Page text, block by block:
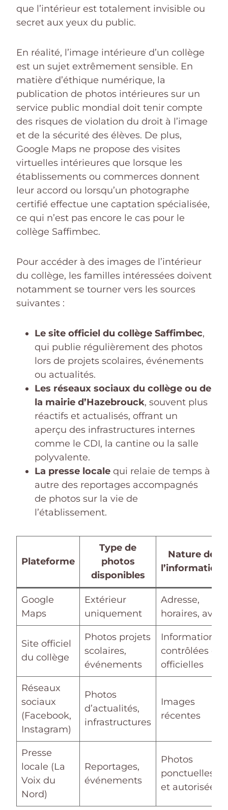
que l’intérieur est totalement invisible ou
secret aux yeux du public.
En réalité, l’image intérieure d’un collège
est un sujet extrêmement sensible. En
matière d’éthique numérique, la
publication de photos intérieures sur un
service public mondial doit tenir compte
des risques de violation du droit à l’image
et de la sécurité des élèves. De plus,
Google Maps ne propose des visites
virtuelles intérieures que lorsque les
établissements ou commerces donnent
leur accord ou lorsqu’un photographe
certifié effectue une captation spécialisée,
ce qui n’est pas encore le cas pour le
collège Saffimbec.
Pour accéder à des images de l’intérieur
du collège, les familles intéressées doivent
notamment se tourner vers les sources
suivantes :
Le site officiel du collège Saffimbec,
qui publie régulièrement des photos
lors de projets scolaires, événements
ou actualités.
Les réseaux sociaux du collège ou de
la mairie d’Hazebrouck, souvent plus
réactifs et actualisés, offrant un
aperçu des infrastructures internes
comme le CDI, la cantine ou la salle
polyvalente.
La presse locale qui relaie de temps à
autre des reportages accompagnés
de photos sur la vie de
l’établissement.
Plateforme
Type de
photos
disponibles
Nature de
l’information
Google
Maps
Extérieur
uniquement
Adresse,
horaires, avis
Site officiel
du collège
Photos projets
scolaires,
événements
Informations
contrôlées et
officielles
Réseaux
sociaux
(Facebook,
Instagram)
Photos
d’actualités,
infrastructures
Images
récentes
Presse
locale (La
Voix du
Nord)
Reportages,
événements
Photos
ponctuelles
et autorisées